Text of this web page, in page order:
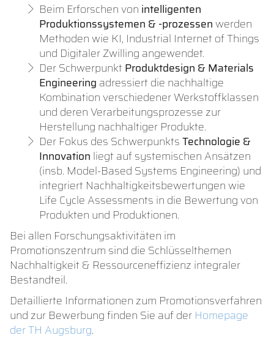
Beim Erforschen von intelligenten
Produktionssystemen & -prozessenwerden
Methoden wie KI, Industrial Internet of Things
und Digitaler Zwilling angewendet.
Der SchwerpunktProduktdesign & Materials
Engineering adressiert die nachhaltige
Kombination verschiedener Werkstoffklassen
und deren Verarbeitungsprozesse zur
Herstellung nachhaltiger Produkte.
Der Fokus des SchwerpunktsTechnologie &
Innovation liegt auf systemischen Ansätzen
(insb. Model-Based Systems Engineering) und
integriert Nachhaltigkeitsbewertungen wie
Life Cycle Assessments in die Bewertung von
Produkten und Produktionen.
Bei allen Forschungsaktivitäten im
Promotionszentrum sind die Schlüsselthemen
Nachhaltigkeit & Ressourceneffizienz integraler
Bestandteil.
Detaillierte Informationen zum Promotionsverfahren
und zur Bewerbung finden Sie auf der Homepage
der TH Augsburg.